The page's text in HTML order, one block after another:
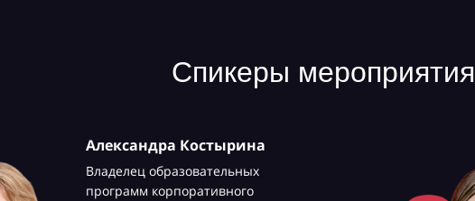
Спикеры мероприятия
Александра Костырина
Владелец образовательных
программ корпоративного